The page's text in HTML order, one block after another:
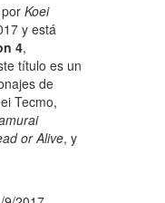
porKoei
y está
4,
título es un
de
Tecmo,
or Alive, y